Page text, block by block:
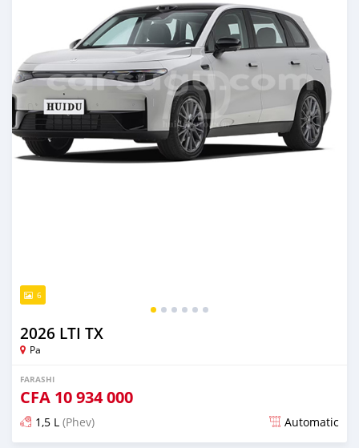
6
2026 LTI TX
Pa
FARASHI
CFA 10 934 000
1,5 L (Phev) Automatic